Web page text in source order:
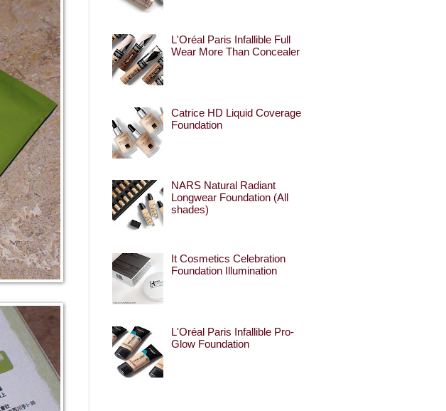
L'Oréal Paris Infallible Full
Wear More Than Concealer
Catrice HD Liquid Coverage
Foundation
NARS Natural Radiant
Longwear Foundation (All
shades)
It Cosmetics Celebration
Foundation Illumination
L'Oréal Paris Infallible Pro-
Glow Foundation